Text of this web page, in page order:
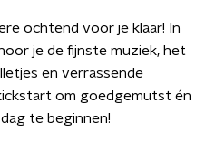
ochtend voor je klaar! In
je de fijnste muziek, het
en verrassende
om goedgemutst én
te beginnen!